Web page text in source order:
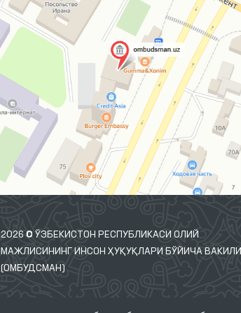
2026 © ЎЗБЕКИСТОН РЕСПУБЛИКАСИ ОЛИЙ
МАЖЛИСИНИНГ ИНСОН ҲУҚУҚЛАРИ БЎЙИЧА ВАКИЛИ
(ОМБУДСМАН)